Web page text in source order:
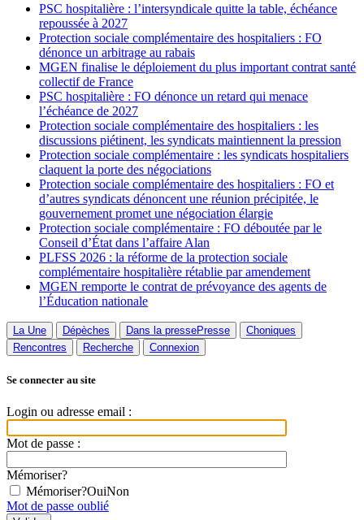
PSC hospitalière : l’intersyndicale quitte la table, échéance
repoussée à 2027
Protection sociale complémentaire des hospitaliers : FO
dénonce un arbitrage au rabais
MGEN finalise le déploiement du plus important contrat santé
collectif de France
PSC hospitalière : FO dénonce un retard qui menace
l’échéance de 2027
Protection sociale complémentaire des hospitaliers : les
discussions piétinent, les syndicats maintiennent la pression
Protection sociale complémentaire : les syndicats hospitaliers
claquent la porte des négociations
Protection sociale complémentaire des hospitaliers : FO et
d’autres syndicats dénoncent une réunion précipitée, le
gouvernement promet une négociation élargie
Protection sociale complémentaire : FO déboutée par le
Conseil d’État dans l’affaire Alan
PLFSS 2026 : la réforme de la protection sociale
complémentaire hospitalière rétablie par amendement
MGEN remporte le contrat de prévoyance des agents de
l’Éducation nationale
La Une Dépèches Dans la pressePresse
Choniques
Rencontres
Recherche Connexion
Se connecter au site
Login ou adresse email :
Mot de passe :
Mémoriser?
Mémoriser?OuiNon
Mot de passe oublié